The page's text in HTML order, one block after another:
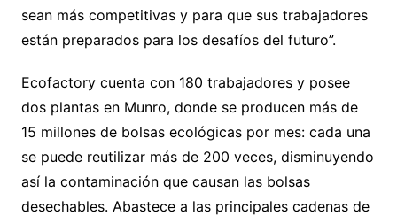
sean más competitivas y para que sus trabajadores
están preparados para los desafíos del futuro”.
Ecofactory cuenta con 180 trabajadores y posee
dos plantas en Munro, donde se producen más de
15 millones de bolsas ecológicas por mes: cada una
se puede reutilizar más de 200 veces, disminuyendo
así la contaminación que causan las bolsas
desechables. Abastece a las principales cadenas de